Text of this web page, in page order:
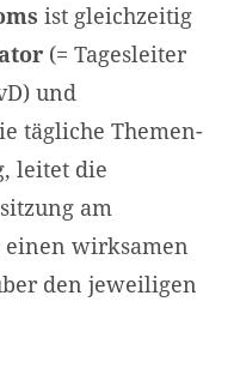
ist gleichzeitig
(= Tagesleiter
und
tägliche Themen-
leitet die
am
einen wirksamen
den jeweiligen